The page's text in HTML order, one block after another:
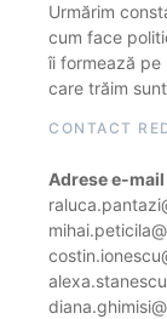
Urmărim
cum face
îi formează pe
care trăim
CONTACT
Adrese e-mail